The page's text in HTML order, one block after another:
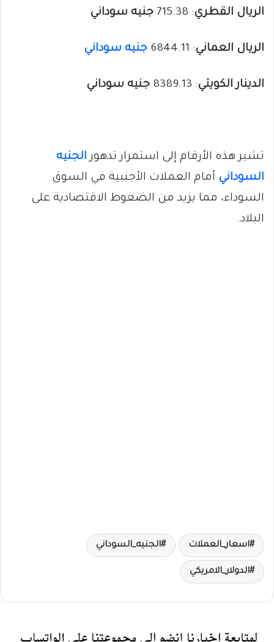
الريال القطري: 715.38 جنيه سوداني
الريال العماني: 6844.11 جنيه سوداني
الدينار الكويتي: 8389.13 جنيه سوداني
تشير هذه الأرقام إلى استمرار تدهور الجنيه
السوداني أمام العملات الأجنبية في السوق
السوداء، مما يزيد من الضغوط الاقتصادية على
البلاد.
اسعار_العملات الجنيه_السوداني
الدولار_الامريكي